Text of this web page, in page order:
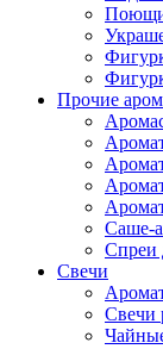
Прочие
Саше-
Спреи
Свечи
Свечи